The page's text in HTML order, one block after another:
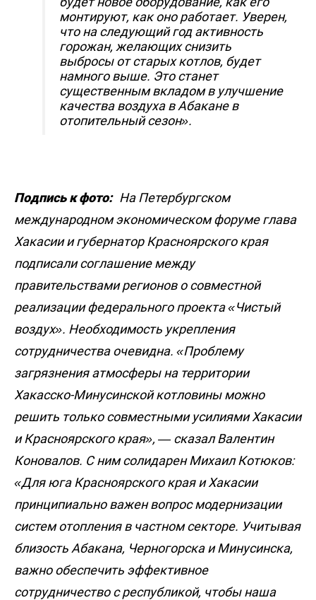
монтируют, как оно работает. Уверен,
что на следующий год активность
горожан, желающих снизить
выбросы от старых котлов, будет
намного выше. Это станет
существенным вкладом в улучшение
качества воздуха в Абакане в
отопительный сезон».
Подпись к фото: На Петербургском
международном экономическом форуме глава
Хакасии и губернатор Красноярского края
подписали соглашение между
правительствами регионов о совместной
реализации федерального проекта «Чистый
воздух». Необходимость укрепления
сотрудничества очевидна. «Проблему
загрязнения атмосферы на территории
Хакасско-Минусинской котловины можно
решить только совместными усилиями Хакасии
и Красноярского края», — сказал Валентин
Коновалов. С ним солидарен Михаил Котюков:
«Для юга Красноярского края и Хакасии
принципиально важен вопрос модернизации
систем отопления в частном секторе. Учитывая
близость Абакана, Черногорска и Минусинска,
важно обеспечить эффективное
сотрудничество с республикой, чтобы наша